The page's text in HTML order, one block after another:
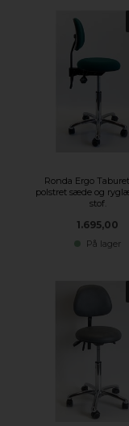
Ronda Ergo
polstret sæde og
stof.
1.695,00
På lager